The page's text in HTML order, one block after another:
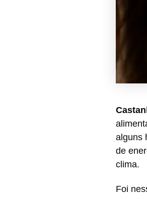
alguns
de
clima.
Foi